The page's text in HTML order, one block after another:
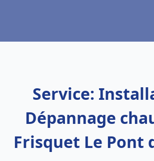
Service:
Dépannage
Frisquet Le Pont